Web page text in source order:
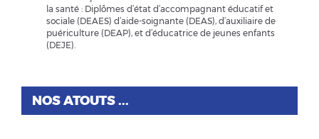
la santé : Diplômes d’état d’accompagnant éducatif et
sociale (DEAES) d’aide-soignante (DEAS), d’auxiliaire de
puériculture (DEAP), et d’éducatrice de jeunes enfants
(DEJE).
NOS ATOUTS ...